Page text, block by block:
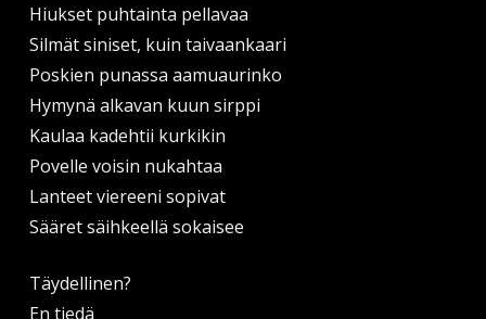
Hiukset puhtainta pellavaa
Silmät siniset, kuin taivaankaari
Poskien punassa aamuaurinko
Hymynä alkavan kuun sirppi
Kaulaa kadehtii kurkikin
Povelle voisin nukahtaa
Lanteet viereeni sopivat
Sääret säihkeellä sokaisee
Täydellinen?
En tiedä